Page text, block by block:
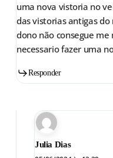
uma nova vistoria no
das vistorias antigas
dono não consegue
necessario fazer uma
Responder
Julia Dias